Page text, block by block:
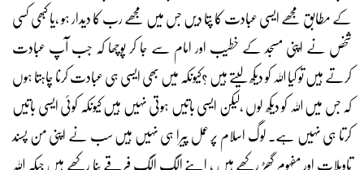
کے مطابق مجھے ایسی عبادت کا پتا دیں جس میں مجھے رب کا دیدار ہو ،یا کبھی کسی
شخص نے اپنی مسجد کے خطیب اور امام سے جا کر پوچھا کہ جب آپ عبادت
کرتے ہیں تو کیا اللہ کو دیکھ لیتے ہیں ؟کیونکہ میں بھی ایسی ہی عبادت کرنا چاہتا ہوں
کہ جس میں اللہ کو دیکھ لوں ،لیکن ایسی باتیں ہوتی نہیں ہیں کیونکہ کوئی ایسی باتیں
کرتا ہی نہیں ہے۔ لوگ اسلام پر عمل پیرا ہی نہیں ہیں سب نے اپنی من پسند